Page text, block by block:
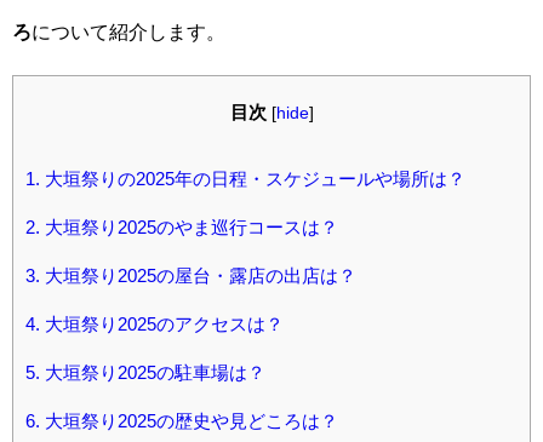
ろについて紹介します。
目次 [hide]
1. 大垣祭りの2025年の日程・スケジュールや場所は？
2. 大垣祭り2025のやま巡行コースは？
3. 大垣祭り2025の屋台・露店の出店は？
4. 大垣祭り2025のアクセスは？
5. 大垣祭り2025の駐車場は？
6. 大垣祭り2025の歴史や見どころは？